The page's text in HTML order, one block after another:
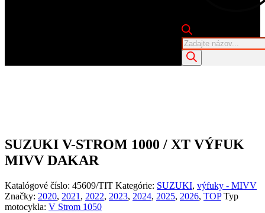
Products
search
SUZUKI V-STROM 1000 / XT VÝFUK
MIVV DAKAR
Katalógové číslo: 45609/TIT Kategórie: SUZUKI, výfuky - MIVV
Značky: 2020, 2021 , 2022, 2023, 2024, 2025, 2026, TOP Typ
motocykla: V Strom 1050